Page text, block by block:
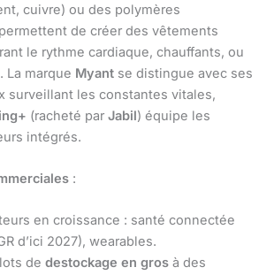
cuivre) ou des polymères
de créer des vêtements
le rythme cardiaque, chauffants, ou
La marque Myant se distingue avec ses
surveillant les constantes vitales,
(racheté par Jabil) équipe les
intégrés.
:
en croissance : santé connectée
d’ici 2027), wearables.
de destockage en gros à des